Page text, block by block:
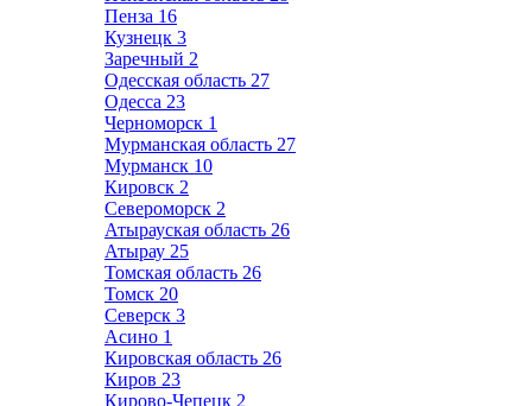
Пенза 16
Кузнецк 3
Заречный 2
Одесская область 27
Одесса 23
Черноморск 1
Мурманская область 27
Мурманск 10
Кировск 2
Североморск 2
Атырауская область 26
Атырау 25
Томская область 26
Томск 20
Северск 3
Асино 1
Кировская область 26
Киров 23
Кирово-Чепецк 2